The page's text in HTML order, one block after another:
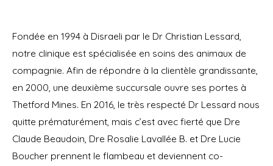
Fondée en 1994 à Disraeli par le Dr Christian Lessard,
notre clinique est spécialisée en soins des animaux de
compagnie. Afin de répondre à la clientèle grandissante,
en 2000, une deuxième succursale ouvre ses portes à
Thetford Mines. En 2016, le très respecté Dr Lessard nous
quitte prématurément, mais c’est avec fierté que Dre
Claude Beaudoin, Dre Rosalie Lavallée B. et Dre Lucie
Boucher prennent le flambeau et deviennent co-